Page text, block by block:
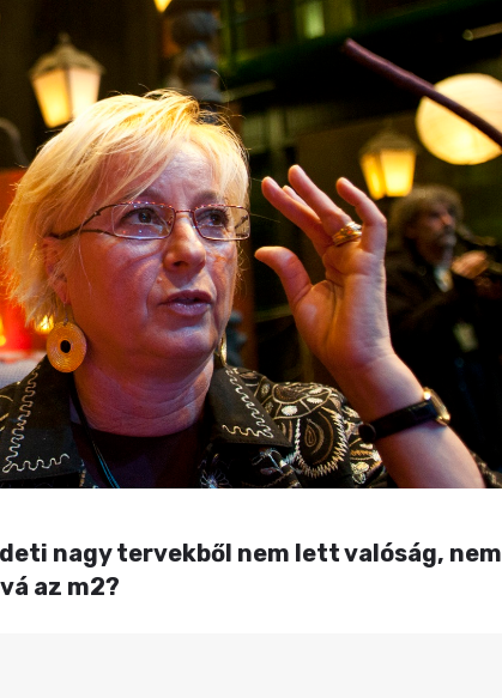
nagy tervekből nem lett valóság, nem
az m2?